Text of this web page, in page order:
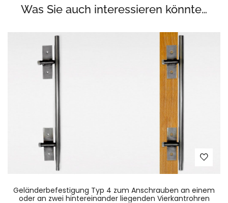
Was Sie auch interessieren könnte…
Geländerbefestigung Typ 4 zum Anschrauben an einem
oder an zwei hintereinander liegenden Vierkantrohren